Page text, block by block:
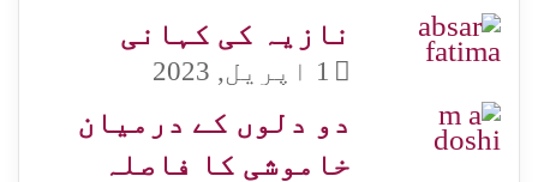
نازیہ کی کہانی
1 اپریل, 2023
دو دلوں کے درمیان
خاموشی کا فاصلہ